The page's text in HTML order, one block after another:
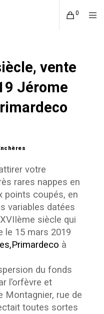
0
vente
Jérome
votre
rares nappes en
points coupés, en
variables datées
siècle qui
le 15 mars 2019
à
du fonds
l’orfèvre et
Montagnier, rue de
toutes sortes